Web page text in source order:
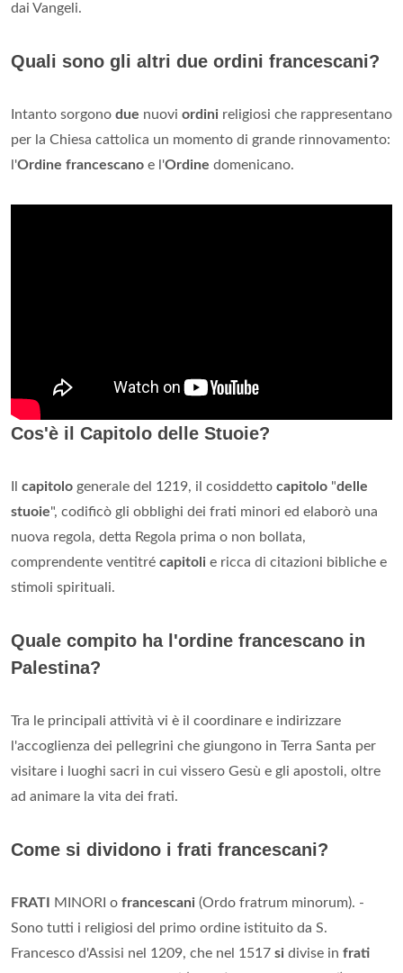
dai Vangeli.
Quali sono gli altri due ordini francescani?
Intanto sorgono due nuovi ordini religiosi che rappresentano
per la Chiesa cattolica un momento di grande rinnovamento:
l'Ordine francescano e l'Ordine domenicano.
Cos'è il Capitolo delle Stuoie?
capitolo generale del 1219, il cosiddetto capitolo "delle
stuoie", codificò gli obblighi dei frati minori ed elaborò una
nuova regola, detta Regola prima o non bollata,
comprendente ventitré capitoli e ricca di citazioni bibliche e
stimoli spirituali.
Quale compito ha l'ordine francescano in
Palestina?
Tra le principali attività vi è il coordinare e indirizzare
l'accoglienza dei pellegrini che giungono in Terra Santa per
visitare i luoghi sacri in cui vissero Gesù e gli apostoli, oltre
ad animare la vita dei frati.
Come si dividono i frati francescani?
FRATI MINORI o francescani (Ordo fratrum minorum). -
Sono tutti i religiosi del primo ordine istituito da S.
Francesco d'Assisi nel 1209, che nel 1517 si divise in frati